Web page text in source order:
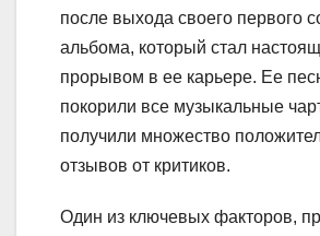
после выхода своего первого
альбома, который стал
прорывом в ее карьере. Ее
покорили все музыкальные
получили множество
отзывов от критиков.
Один из ключевых факторов,